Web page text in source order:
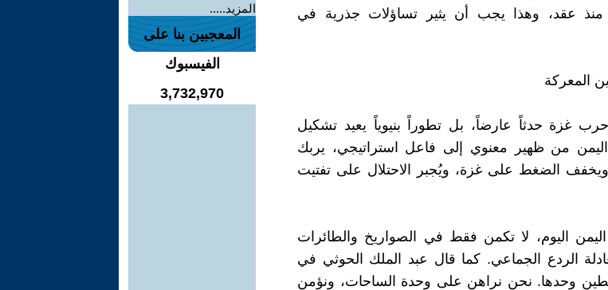
عقد، وهذا يجب أن يثير تساؤلات جذرية في
المعركة
غزة حدثاً عارضاً، بل تطوراً بنيوياً يعيد تشكيل
من ظهير معنوي إلى فاعل استراتيجي، يربك
ويخفف الضغط على غزة، ويُجبر الاحتلال على تفتيت
اليمن اليوم، لا تكمن فقط في الصواريخ والطائرات
الردع الجماعي. كما قال عبد الملك الحوثي في
وحدها. نحن نراهن على وحدة الساحات، ونؤمن
المزيد.....
المعجبين بنا على
الفيسبوك
3,732,970